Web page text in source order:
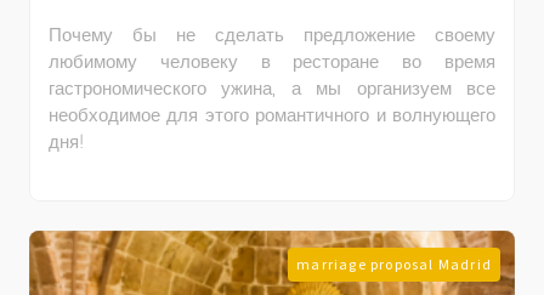
Почему бы не сделать предложение своему
любимому человеку в ресторане во время
гастрономического ужина, а мы организуем все
необходимое для этого романтичного и волнующего
дня!
marriage proposal Madrid